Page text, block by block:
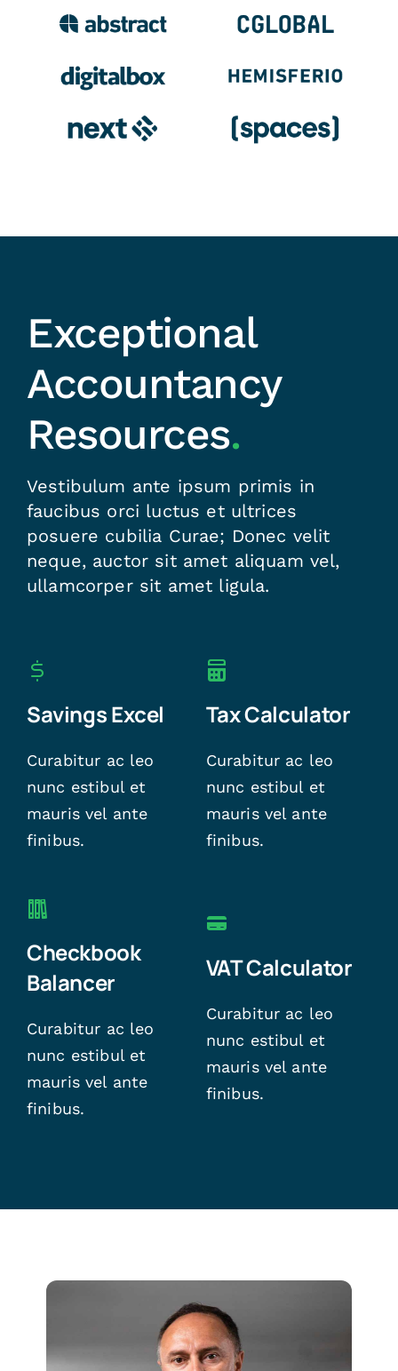
Exceptional
Accountancy
Resources.
Vestibulum ante ipsum primis in
faucibus orci luctus et ultrices
posuere cubilia Curae; Donec velit
neque, auctor sit amet aliquam vel,
ullamcorper sit amet ligula.
Savings Excel
Curabitur ac leo
nunc estibul et
mauris vel ante
finibus.
Tax Calculator
Curabitur ac leo
nunc estibul et
mauris vel ante
finibus.
Checkbook
Balancer
Curabitur ac leo
nunc estibul et
mauris vel ante
finibus.
VAT Calculator
Curabitur ac leo
nunc estibul et
mauris vel ante
finibus.